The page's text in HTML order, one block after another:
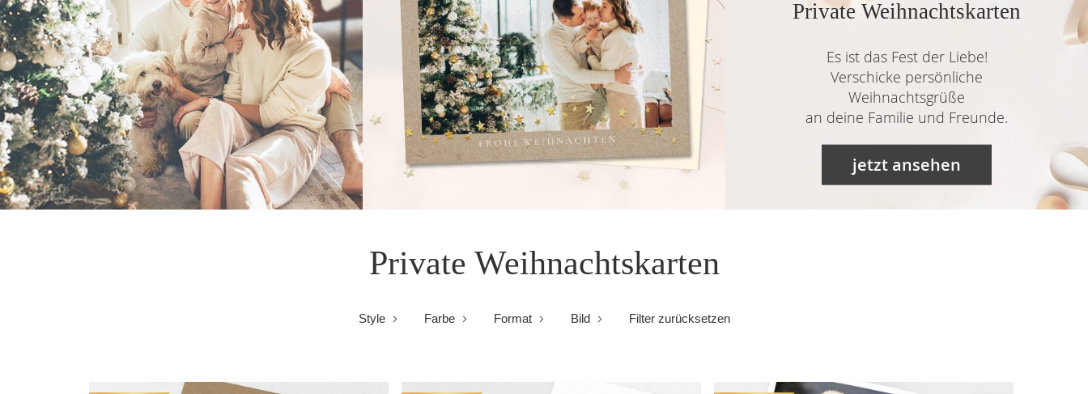
Private Weihnachtskarten
Es ist das Fest der Liebe!
Verschicke persönliche
Weihnachtsgrüße
an deine Familie und Freunde.
jetzt ansehen
Private Weihnachtskarten
Style Farbe Format Bild Filter zurücksetzen